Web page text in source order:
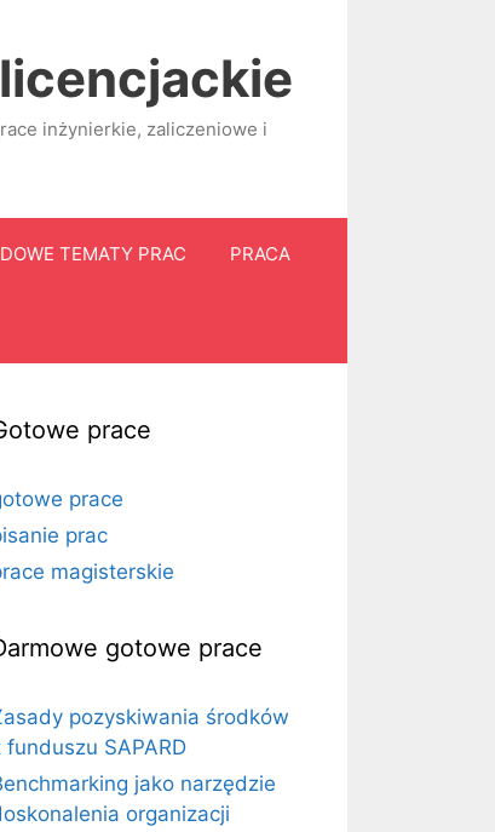
inżynierkie, zaliczeniowe i
TEMATY PRAC PRACA
prace
prace
prac
magisterskie
gotowe prace
pozyskiwania środków
funduszu SAPARD
jako narzędzie
organizacji